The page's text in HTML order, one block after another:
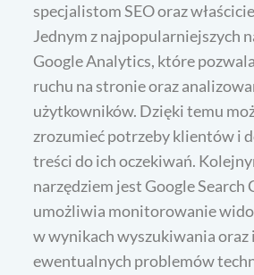
specjalistom SEO oraz
Jednym z najpopularniejszych
Google Analytics, które
ruchu na stronie oraz
użytkowników. Dzięki temu
zrozumieć potrzeby klientów i
treści do ich oczekiwań.
narzędziem jest Google Search
umożliwia monitorowanie
w wynikach wyszukiwania
ewentualnych problemów